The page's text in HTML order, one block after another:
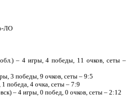
ЛО
– 4 игры, 4 победы, 11 очков, сеты –
3 победы, 9 очков, сеты – 9:5
победа, 4 очка, сеты – 7:9
– 4 игры, 0 побед, 0 очков, сеты – 2:12